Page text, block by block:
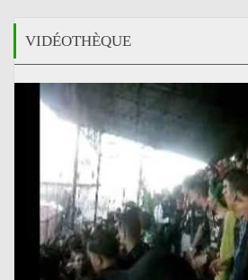
VIDÉOTHÈQUE